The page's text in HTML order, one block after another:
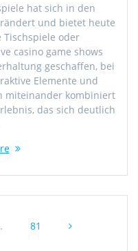
hat sich in den
und bietet heute
Tischspiele oder
casino game shows
geschaffen, bei
Elemente und
miteinander kombiniert
das sich deutlich
Page
81